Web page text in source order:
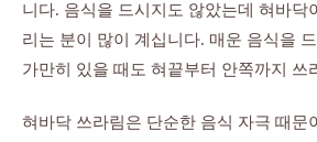
니다. 음식을 드시지도 않았는데 혀바닥
리는 분이 많이 계십니다. 매운 음식을
가만히 있을 때도 혀끝부터 안쪽까지 쓰
혀바닥 쓰라림은 단순한 음식 자극 때문